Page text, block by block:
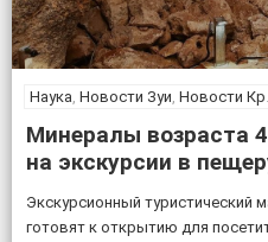
Наука Новости Зуи Новости Крыма
Минералы возраста
на экскурсии в
Экскурсионный туристический
готовят к открытию для